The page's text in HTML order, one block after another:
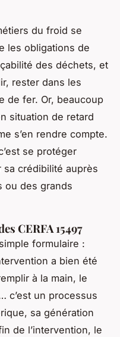
du froid se
les obligations de
des déchets, et
rester dans les
de fer. Or, beaucoup
situation de retard
s’en rendre compte.
se protéger
crédibilité auprès
ou des grands
CERFA 15497
formulaire :
a bien été
à la main, le
c’est un processus
sa génération
de l’intervention, le